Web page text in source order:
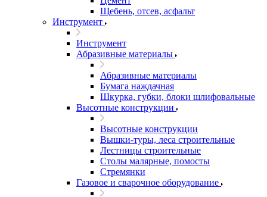
Щебень, отсев, асфальт
Инструмент
Инструмент
Абразивные материалы
Абразивные материалы
Бумага наждачная
Шкурка, губки, блоки шлифовальные
Высотные конструкции
Высотные конструкции
Вышки-туры, леса строительные
Лестницы строительные
Столы малярные, помосты
Стремянки
Газовое и сварочное оборудование